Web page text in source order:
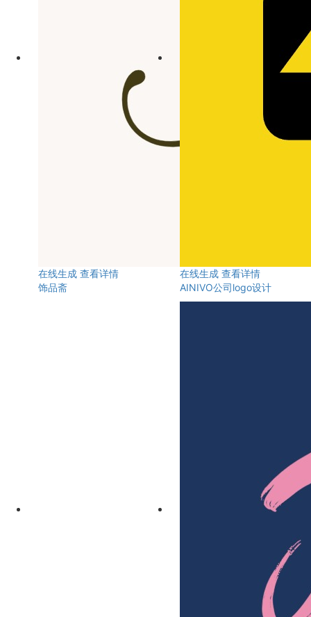
在线生成 查看详情
饰品斋
在线生成 查看详情
AINIVO公司logo设计